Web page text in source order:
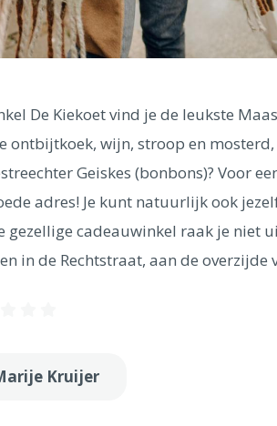
De Kiekoet vind je de leukste
ontbijtkoek, wijn, stroop en
Geiskes (bonbons)? Voor
adres! Je kunt natuurlijk ook
gezellige cadeauwinkel raak je niet
in de Rechtstraat, aan de overzijde
Kruijer